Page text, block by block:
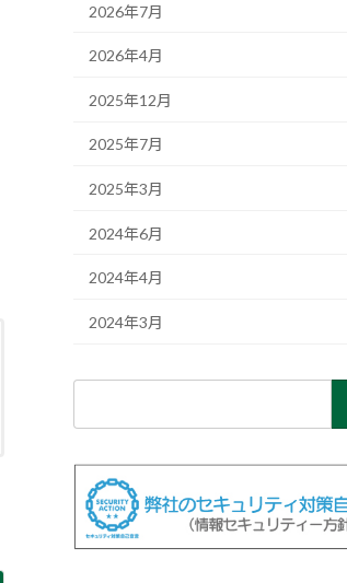
2026年7月
2026年4月
2025年12月
2025年7月
2025年3月
2024年6月
2024年4月
2024年3月